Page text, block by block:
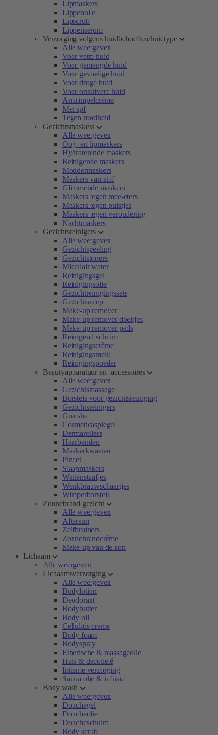
Lipmaskers
Lippenolie
Lipscrub
Lippenserum
Verzorging volgens huidbehoeften/huidtype
Alle weergeven
Voor vette huid
Voor gemengde huid
Voor gevoelige huid
Voor droge huid
Voor onzuivere huid
Antirimpelcrème
Met spf
Tegen roodheid
Gezichtsmaskers
Alle weergeven
Oog- en lipmaskers
Hydraterende maskers
Reinigende maskers
Moddermaskers
Maskers van stof
Glimmende maskers
Maskers tegen mee-eters
Maskers tegen puistjes
Maskers tegen veroudering
Nachtmaskers
Gezichtsreinigers
Alle weergeven
Gezichtspeeling
Gezichtstoners
Micellair water
Reinigingsgel
Reinigingsolie
Gezichtreinigingssets
Gezichtszeep
Make-up remover
Make-up remover doekjes
Make-up remover pads
Reinigend schuim
Reinigingscrème
Reinigingsmelk
Reinigingspoeder
Beautyapparatuur en -accessoires
Alle weergeven
Gezichtsmassage
Borstels voor gezichtsreiniging
Gezichtsreinigers
Gua sha
Cosmeticaspiegel
Dermarollers
Haarbanden
Maskerkwasten
Pincet
Slaapmaskers
Wattenstaafjes
Wenkbrauwschaartjes
Wimperborstels
Zonnebrand gezicht
Alle weergeven
Aftersun
Zelfbruiners
Zonnebrandcrème
Make-up van de zon
Lichaam
Alle weergeven
Lichaamsverzorging
Alle weergeven
Bodylotion
Deodorant
Bodybutter
Body oil
Cellulitis creme
Body foam
Bodyspray
Etherische & massageolie
Hals & decolleté
Intieme verzorging
Sauna olie & infusie
Body wash
Alle weergeven
Douchegel
Doucheolie
Doucheschuim
Body scrub